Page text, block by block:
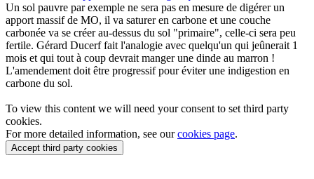
Un sol pauvre par exemple ne sera pas en mesure de digérer un
apport massif de MO, il va saturer en carbone et une couche
carbonée va se créer au-dessus du sol "primaire", celle-ci sera peu
fertile. Gérard Ducerf fait l'analogie avec quelqu'un qui jeûnerait 1
mois et qui tout à coup devrait manger une dinde au marron !
L'amendement doit être progressif pour éviter une indigestion en
carbone du sol.
To view this content we will need your consent to set third party
cookies.
For more detailed information, see ourcookies page.
Accept third party cookies